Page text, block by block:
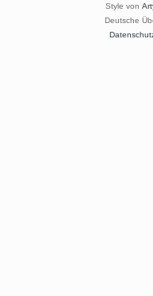
Style von
Deutsche